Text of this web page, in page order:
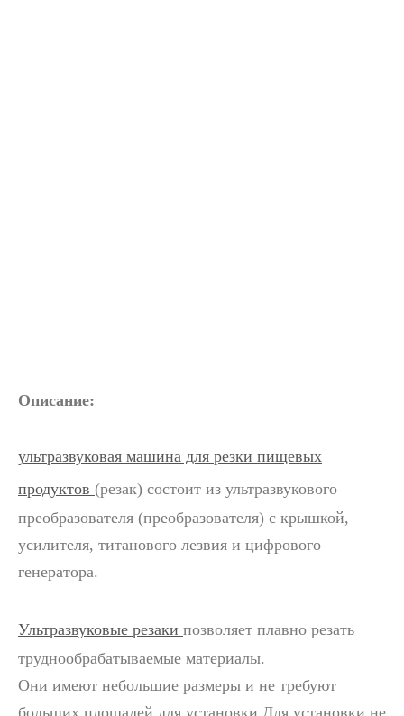
Применение ультразвуковой в швейной промышленности в
Описание:
ультразвуковая машина для резки пищевых
продуктов (резак) состоит из ультразвукового
преобразователя (преобразователя) с крышкой,
усилителя, титанового лезвия и цифрового
генератора.
Ультразвуковые резаки позволяет плавно резать
труднообрабатываемые материалы.
Они имеют небольшие размеры и не требуют